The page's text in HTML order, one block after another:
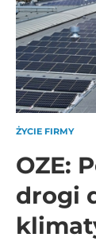
ŻYCIE FIRMY
OZE:
drogi